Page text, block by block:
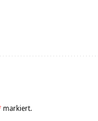
markiert.